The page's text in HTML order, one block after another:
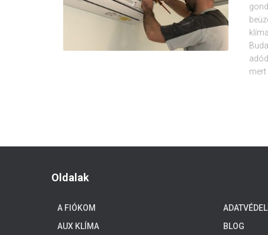
mert
Oldalak
A FIÓKOM
AUX KLÍMA
BLOG